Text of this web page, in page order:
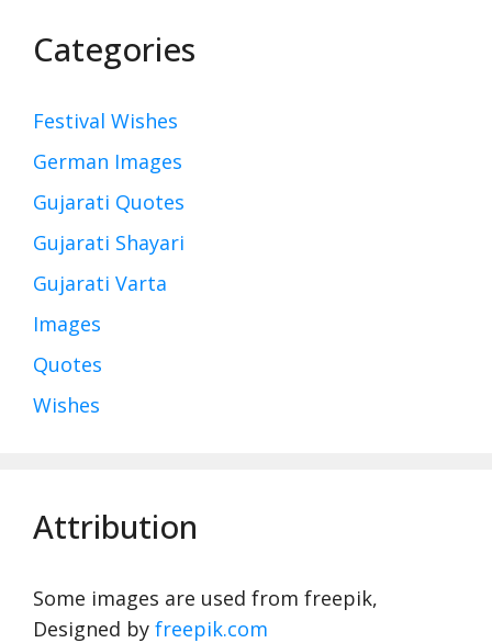
Categories
Festival Wishes
German Images
Gujarati Quotes
Gujarati Shayari
Gujarati Varta
Images
Quotes
Wishes
Attribution
Some images are used from freepik,
Designed by freepik.com